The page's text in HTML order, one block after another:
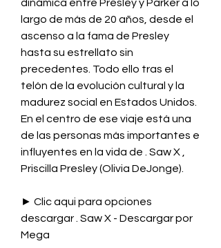
dinámica entre Presley y Parker a lo
largo de más de 20 años, desde el
ascenso a la fama de Presley
hasta su estrellato sin
precedentes. Todo ello tras el
telón de la evolución cultural y la
madurez social en Estados Unidos.
En el centro de ese viaje está una
de las personas más importantes e
influyentes en la vida de . Saw X ,
Priscilla Presley (Olivia DeJonge).
► Clic aqui para opciones
descargar . Saw X - Descargar por
Mega